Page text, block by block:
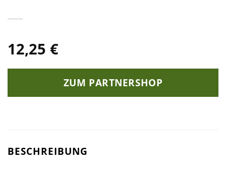
12,25 €
ZUM PARTNERSHOP
BESCHREIBUNG